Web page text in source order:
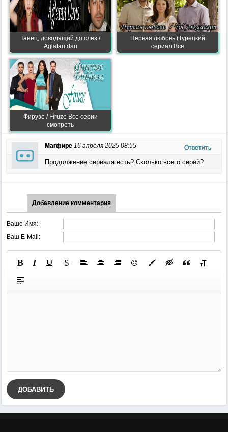
Танец, доводящий до слез /
Aglatan dan
Первая любовь (Турецкий
сериал Все
Фирузе / Firuze Все серии
смотреть
Магфире 16 апреля 2025 08:55 Ответить
Продолжение сериала есть? Сколько всего серий?
Добавление комментария
Ваше Имя:
Ваш E-Mail:
ДОБАВИТЬ